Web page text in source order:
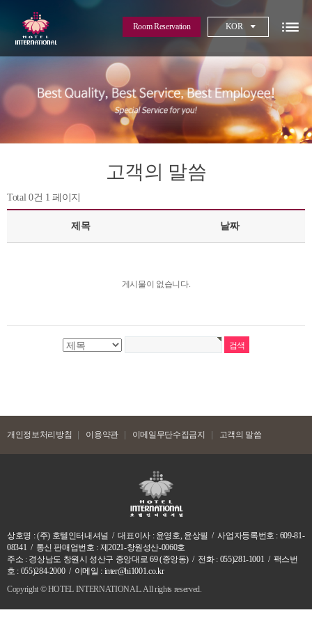
Room Reservation KOR
고객의 말씀
Total 0건 1 페이지
제목 날짜
게시물이 없습니다.
개인정보처리방침 이용약관 이메일무단수집금지 고객의 말씀
상호명 : (주) 호텔인터내셔널 / 대표이사 : 윤영호, 윤상필 / 사업자등록번호 : 609-81-
08341 / 통신 판매업번호 : 제2021-창원성산-0060호
주소 : 경상남도 창원시 성산구 중앙대로 69 (중앙동) / 전화 : 055)281-1001 / 팩스번
호 : 055)284-2000 / 이메일 : inter@hi1001.co.kr
Copyright ©HOTEL INTERNATIONAL. All rights reserved.